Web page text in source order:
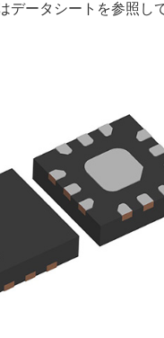
データシートを参照し